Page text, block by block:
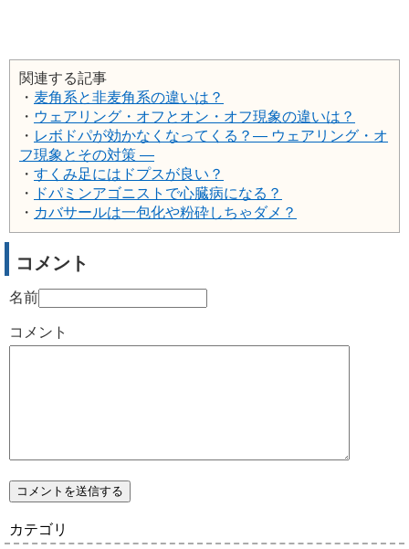
関連する記事
・ 麦角系と非麦角系の違いは？
・ ウェアリング・オフとオン・オフ現象の違いは？
・ レボドパが効かなくなってくる？― ウェアリング・オ
フ現象とその対策 ―
・ すくみ足にはドプスが良い？
・
ドパミンアゴニストで心臓病になる？
・ カバサールは一包化や粉砕しちゃダメ？
コメント
名前
コメント
カテゴリ